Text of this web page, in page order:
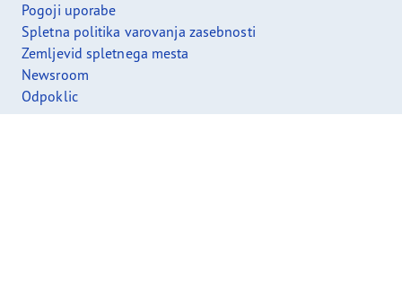
Pogoji uporabe
Spletna politika varovanja zasebnosti
Zemljevid spletnega mesta
Newsroom
Odpoklic